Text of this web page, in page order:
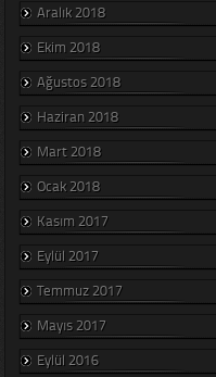
Aralık 2018
Ekim 2018
Ağustos 2018
Haziran 2018
Mart 2018
Ocak 2018
Kasım 2017
Eylül 2017
Temmuz 2017
Mayıs 2017
Eylül 2016